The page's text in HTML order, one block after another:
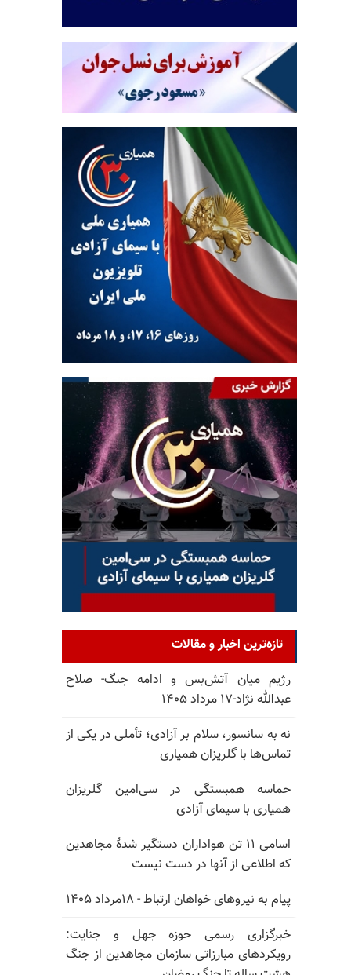
تازه‌ترین اخبار و مقالات
رژیم میان آتش‌بس و ادامه جنگ- صلاح
عبدالله نژاد-۱۷ مرداد ۱۴۰۵
نه به سانسور، سلام بر آزادی؛ تأملی در یکی از
تماس‌ها با گلریزان همیاری
حماسه همبستگی در سی‌امین گلریزان
همیاری با سیمای آزادی
اسامی ۱۱ تن هواداران دستگیر شدهٔ مجاهدین
که اطلاعی از آنها در دست نیست
پیام به نیروهای خواهان ارتباط - ۱۸مرداد ۱۴۰۵
خبرگزاری رسمی حوزه جهل و جنایت:
رویکردهای مبارزاتی سازمان مجاهدین از جنگ